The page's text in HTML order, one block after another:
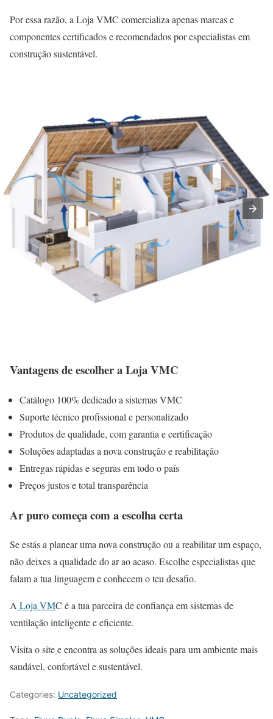
Por essa razão, a Loja VMC comercializa apenas marcas e
componentes certificados e recomendados por especialistas em
construção sustentável.
Vantagens de escolher a Loja VMC
Catálogo 100% dedicado a sistemas VMC
Suporte técnico profissional e personalizado
Produtos de qualidade, com garantia e certificação
Soluções adaptadas a nova construção e reabilitação
Entregas rápidas e seguras em todo o país
Preços justos e total transparência
Ar puro começa com a escolha certa
Se estás a planear uma nova construção ou a reabilitar um espaço,
não deixes a qualidade do ar ao acaso. Escolhe especialistas que
falam a tua linguagem e conhecem o teu desafio.
A Loja VMC é a tua parceira de confiança em sistemas de
ventilação inteligente e eficiente.
Visita o sitee encontra as soluções ideais para um ambiente mais
saudável, confortável e sustentável.
Categories: Uncategorized